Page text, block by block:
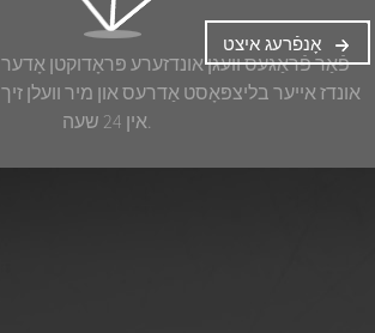
פֿאַר פֿראַגעס וועגן אונדזערע פּראָדוקטן אָדער
אונדז אייער בליצפּאָסט אַדרעס און מיר וועלן
אָנפֿרעג איצט